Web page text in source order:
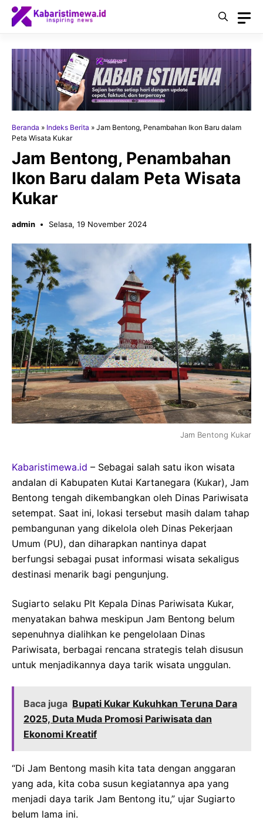
Langsung
Beranda » Indeks Berita » Jam Bentong, Penambahan Ikon Baru dalam
Peta Wisata Kukar
Jam Bentong, Penambahan
Ikon Baru dalam Peta Wisata
Kukar
admin Selasa, 19 November 2024
Jam Bentong Kukar
Kabaristimewa.id – Sebagai salah satu ikon wisata
andalan di Kabupaten Kutai Kartanegara (Kukar), Jam
Bentong tengah dikembangkan oleh Dinas Pariwisata
setempat. Saat ini, lokasi tersebut masih dalam tahap
pembangunan yang dikelola oleh Dinas Pekerjaan
Umum (PU), dan diharapkan nantinya dapat
berfungsi sebagai pusat informasi wisata sekaligus
destinasi menarik bagi pengunjung.
Sugiarto selaku Plt Kepala Dinas Pariwisata Kukar,
menyatakan bahwa meskipun Jam Bentong belum
sepenuhnya dialihkan ke pengelolaan Dinas
Pariwisata, berbagai rencana strategis telah disusun
untuk menjadikannya daya tarik wisata unggulan.
Baca juga Bupati Kukar Kukuhkan Teruna Dara
2025, Duta Muda Promosi Pariwisata dan
Ekonomi Kreatif
“Di Jam Bentong masih kita tata dengan anggaran
yang ada, kita coba susun kegiatannya apa yang
menjadi daya tarik Jam Bentong itu,” ujar Sugiarto
belum lama ini.